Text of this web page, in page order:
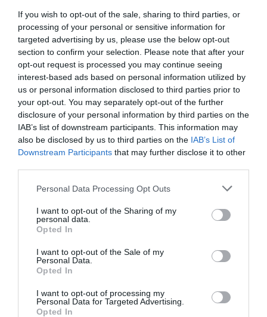
If you wish to opt-out of the sale, sharing to third parties, or
processing of your personal or sensitive information for
targeted advertising by us, please use the below opt-out
section to confirm your selection. Please note that after your
opt-out request is processed you may continue seeing
interest-based ads based on personal information utilized by
us or personal information disclosed to third parties prior to
your opt-out. You may separately opt-out of the further
disclosure of your personal information by third parties on the
IAB’s list of downstream participants. This information may
also be disclosed by us to third parties on the IAB’s List of
Downstream Participants that may further disclose it to other
Personal Data Processing Opt Outs
I want to opt-out of the Sharing of my
personal data.
Opted In
I want to opt-out of the Sale of my
Personal Data.
Opted In
I want to opt-out of processing my
Personal Data for Targeted Advertising.
Opted In
sprawia, że Mindelo to miejsce idealne
na rodzinne wakacje.
W wyspy zielonego
przylądka: kierunki
dla rodzin
Wyspy Zielonego Przylądka
Dla rodzin